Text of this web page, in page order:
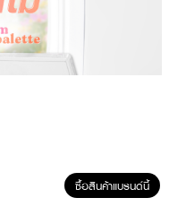
ซื้อสินค้าแบรนด์นี้